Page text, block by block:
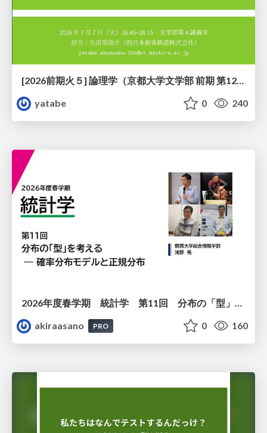
[2026前期火５] 論理学（京都大学文学部 前期 第12回）「証明を走らせる：カリー・ハワード対応」
yatabe
0 240
akiraasano
PRO 0 160